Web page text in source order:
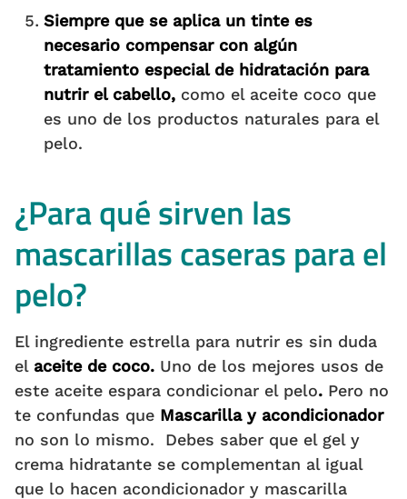
Siempre que se aplica un tinte es
necesario compensar con algún
tratamiento especial de hidratación para
nutrir el cabello, como el aceite coco que
es uno de los productos naturales para el
pelo.
¿Para qué sirven las
mascarillas caseras para el
pelo?
El ingrediente estrella para nutrir es sin duda
el aceite de coco. Uno de los mejores usos de
este aceite espara condicionar el pelo. Pero no
te confundas que Mascarilla y acondicionador
no son lo mismo. Debes saber que el gel y
crema hidratante se complementan al igual
que lo hacen acondicionador y mascarilla